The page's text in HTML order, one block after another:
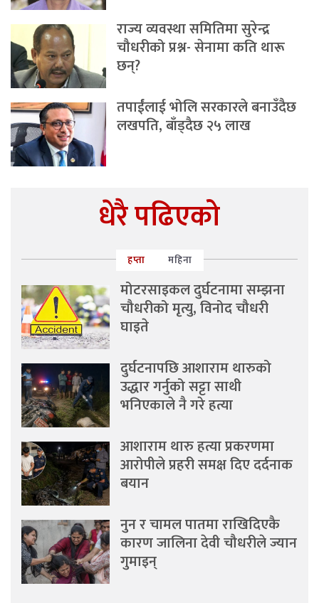
राज्य व्यवस्था समितिमा सुरेन्द्र
चौधरीको प्रश्न- सेनामा कति थारू
छन्?
तपाईंलाई भोलि सरकारले बनाउँदैछ
लखपति, बाँड्दैछ २५ लाख
धेरै पढिएको
हप्ता महिना
मोटरसाइकल दुर्घटनामा सम्झना
चौधरीको मृत्यु, विनोद चौधरी
घाइते
दुर्घटनापछि आशाराम थारुको
उद्धार गर्नुको सट्टा साथी
भनिएकाले नै गरे हत्या
आशाराम थारु हत्या प्रकरणमा
आरोपीले प्रहरी समक्ष दिए दर्दनाक
बयान
नुन र चामल पातमा राखिदिएकै
कारण जालिना देवी चौधरीले ज्यान
गुमाइन्